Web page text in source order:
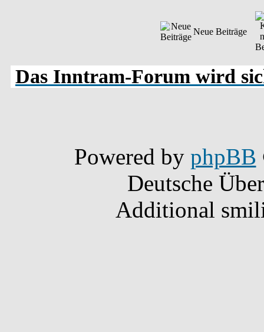
Neue Beiträge
Das Inntram-Forum wird
Powered by phpBB
Deutsche
Additional